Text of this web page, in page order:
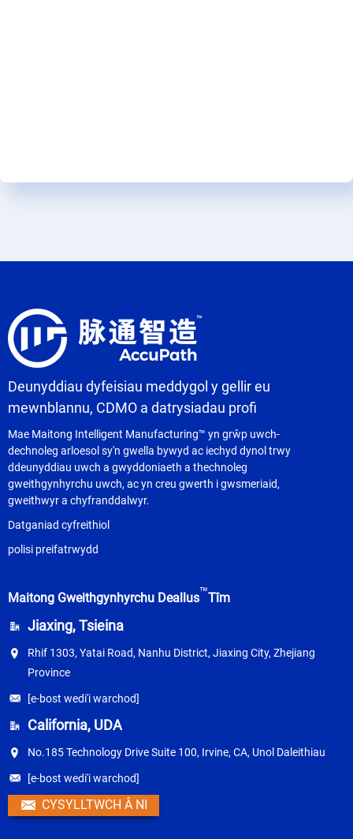
Deunyddiau dyfeisiau meddygol y gellir eu
mewnblannu, CDMO a datrysiadau profi
Mae Maitong Intelligent Manufacturing™ yn grŵp uwch-
dechnoleg arloesol sy'n gwella bywyd ac iechyd dynol trwy
ddeunyddiau uwch a gwyddoniaeth a thechnoleg
gweithgynhyrchu uwch, ac yn creu gwerth i gwsmeriaid,
gweithwyr a chyfranddalwyr.
Datganiad cyfreithiol
polisi preifatrwydd
Maitong Gweithgynhyrchu Deallus™Tîm
Jiaxing, Tsieina
Rhif 1303, Yatai Road, Nanhu District, Jiaxing City, Zhejiang
Province
[e-bost wedi'i warchod]
California, UDA
No.185 Technology Drive Suite 100, Irvine, CA, Unol Daleithiau
[e-bost wedi'i warchod]
CYSYLLTWCH Â NI